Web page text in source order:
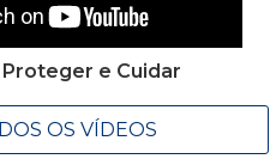
Proteger e Cuidar
OS VÍDEOS